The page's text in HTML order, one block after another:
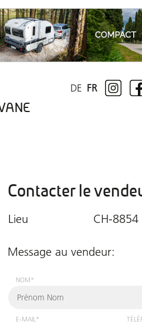
FR
DE
Contacter le
Lieu CH-8854
Message au vendeur:
NOM*
E-MAIL*